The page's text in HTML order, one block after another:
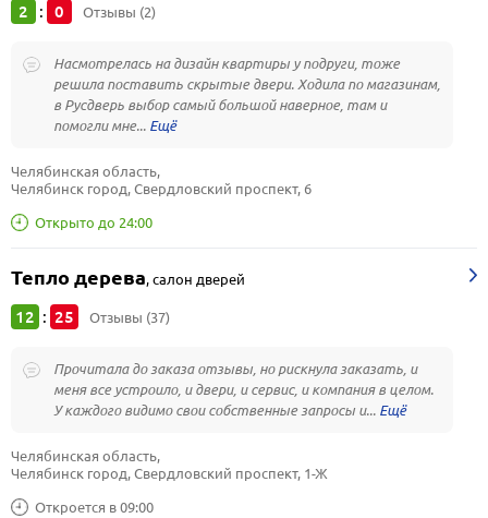
2 : 0 Отзывы (2)
Насмотрелась на дизайн квартиры у подруги, тоже
решила поставить скрытые двери. Ходила по магазинам,
в Русдверь выбор самый большой наверное, там и
помогли мне...
Открыто до 24:00
Челябинская область,
Челябинск город, Свердловский проспект, 6
Тепло дерева,салон дверей
12 : 25 Отзывы (37)
Прочитала до заказа отзывы, но рискнула заказать, и
меня все устроило, и двери, и сервис, и компания в целом.
У каждого видимо свои собственные запросы и...
Откроется в 09:00
Челябинская область,
Челябинск город, Свердловский проспект, 1-Ж